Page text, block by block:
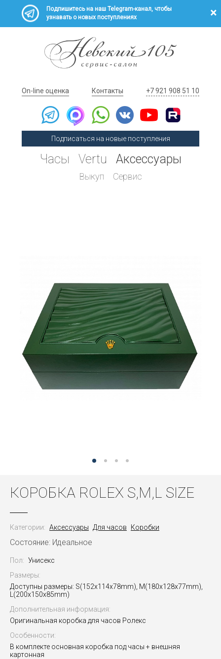
Подпишитесь на наш Telegram-канал, чтобы
узнавать о новых поступлениях
On-line оценка Контакты +7 921 908 51 10
Подписаться на новые поступления
Часы Vertu Аксессуары
Выкуп Сервис
КОРОБКА ROLEX S,M,L SIZE
Категории: Аксессуары Для часов Коробки
Состояние: Идеальное
Пол: Унисекс
Размеры:
Доступны размеры: S(152х114х78mm), M(180х128х77mm),
L(200x150x85mm)
Дополнительная информация:
Оригинальная коробка для часов Ролекс
Особенности:
В комплекте основная коробка под часы + внешняя
картонная